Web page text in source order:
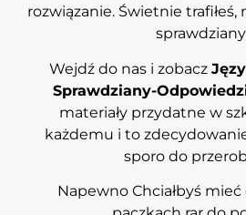
rozwiązanie. Świetnie trafiłeś,
Wejdź do nas i zobacz
Sprawdziany-
materiały przydatne w
każdemu i to
sporo do
Napewno Chciałbyś